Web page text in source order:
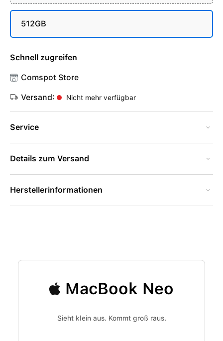
512GB
Schnell zugreifen
Comspot Store
Versand: Nicht mehr verfügbar
Service
Details zum Versand
Herstellerinformationen
MacBook Neo
Sieht klein aus. Kommt groß raus.